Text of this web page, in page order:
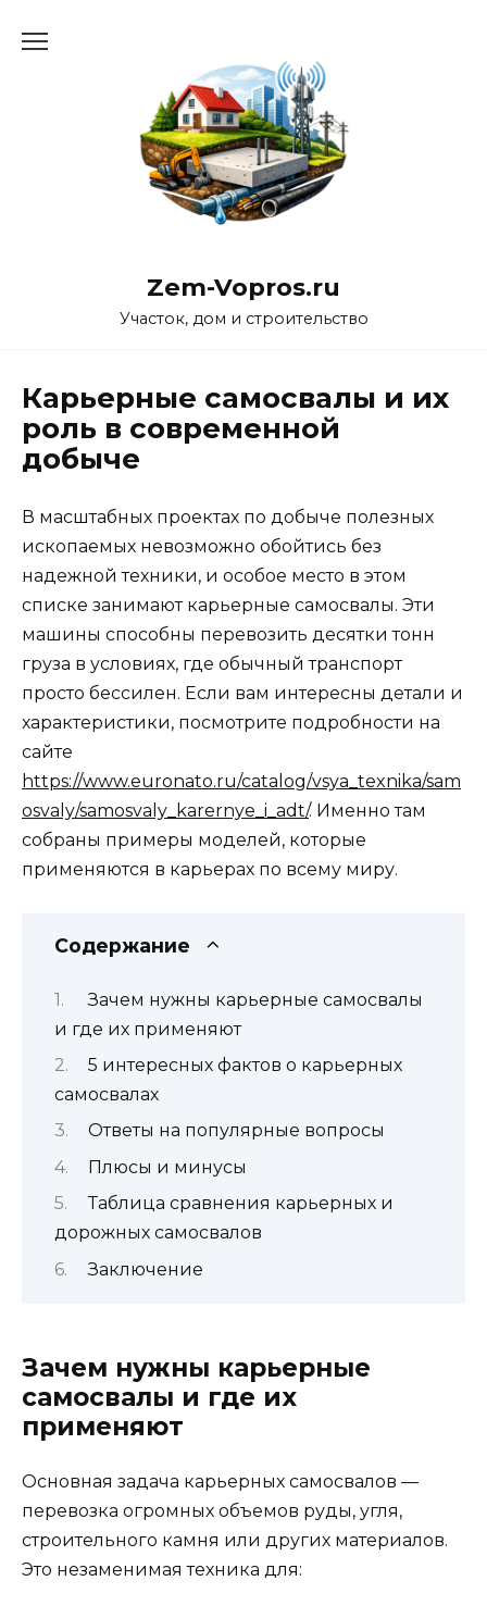
Zem-Vopros.ru
Участок, дом и строительство
Карьерные самосвалы и их
роль в современной
добыче
В масштабных проектах по добыче полезных
ископаемых невозможно обойтись без
надежной техники, и особое место в этом
списке занимают карьерные самосвалы. Эти
машины способны перевозить десятки тонн
груза в условиях, где обычный транспорт
просто бессилен. Если вам интересны детали и
характеристики, посмотрите подробности на
сайте
https://www.euronato.ru/catalog/vsya_texnika/sam
osvaly/samosvaly_karernye_i_adt/. Именно там
собраны примеры моделей, которые
применяются в карьерах по всему миру.
Содержание
Зачем нужны карьерные самосвалы
и где их применяют
5 интересных фактов о карьерных
самосвалах
Ответы на популярные вопросы
Плюсы и минусы
Таблица сравнения карьерных и
дорожных самосвалов
Заключение
Зачем нужны карьерные
самосвалы и где их
применяют
Основная задача карьерных самосвалов —
перевозка огромных объемов руды, угля,
строительного камня или других материалов.
Это незаменимая техника для: